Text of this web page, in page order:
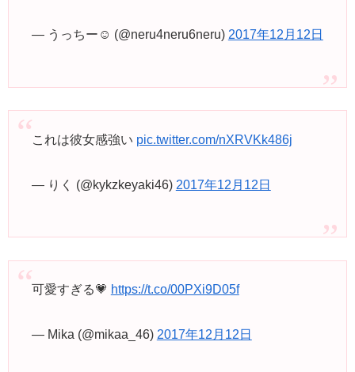
— うっちー☺︎ (@neru4neru6neru) 2017年12月12日
これは彼女感強い pic.twitter.com/nXRVKk486j
— りく (@kykzkeyaki46) 2017年12月12日
可愛すぎる💗 https://t.co/00PXi9D05f
— Mika (@mikaa_46) 2017年12月12日